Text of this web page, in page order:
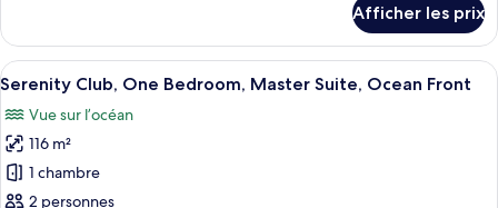
Club,
Romance
Junior
Suite,
Swim
Out,
Ocean
Serenity
Club,
Romance
Suite,
Swim
Out,
Ocean
Front
Afficher les prix
Afficher
toutes
les
photos
pour
ce
Une chambre d’hôtel moderne
7
Serenity Club, One Bedroom, Master Suite, Ocean Front
Vue sur l’océan
116 m²
1 chambre
2 personnes